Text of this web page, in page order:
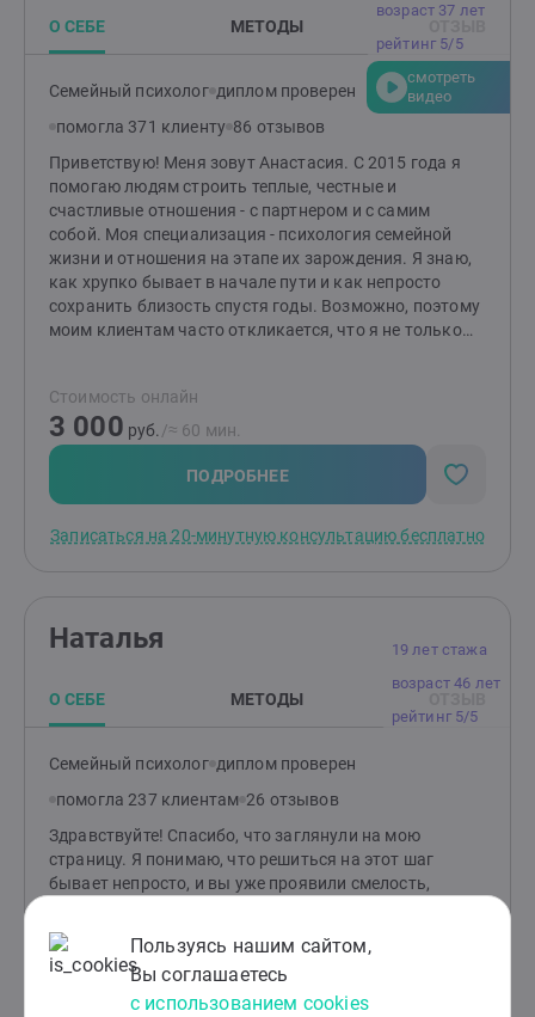
Пользуясь нашим сайтом,
Вы соглашаетесь
с использованием cookies
возраст 37 лет
рейтинг 5/5
смотреть
видео
О СЕБЕ МЕТОДЫ
Семейный психолог диплом проверен
помогла 371 клиенту 86 отзывов
Приветствую! Меня зовут Анастасия. С 2015 года я
помогаю людям строить теплые, честные и
счастливые отношения - с партнером и с самим
собой. Моя специализация - психология семейной
жизни и отношения на этапе их зарождения. Я знаю,
как хрупко бывает в начале пути и как непросто
сохранить близость спустя годы. Возможно, поэтому
моим клиентам часто откликается, что я не только
прочитаешь в учебниках. В своей работе опираюсь на
бережный подход, практические инструменты и
глубокое уважение к уникальному пути каждого. Моя
задача помочь вам услышать себя, договориться с
партнёром и вернуть радость от общения, даже если
пространство, где вы сможете: · Услышать себя и
самостоятельно. Я работаю онлайн с парами и теми,
уже существующих отношениях. Если чувствуете, что
пришло время перемен, - буду рада знакомству
Стоимость онлайн
3 000 руб. /≈ 60 мин.
ПОДРОБНЕЕ
Записаться на 20-минутную консультацию бесплатно
19 лет стажа
возраст 46 лет
рейтинг 5/5
Наталья
О СЕБЕ МЕТОДЫ
Семейный психолог диплом проверен
помогла 237 клиентам 26 отзывов
Здравствуйте! Спасибо, что заглянули на мою
страницу. Я понимаю, что решиться на этот шаг
бывает непросто, и вы уже проявили смелость,
моменты, когда привычные ориентиры теряются, а
внутри появляется ощущение, что вы заблудились в
лабиринте собственных мыслей и чувств. Иногда
кажется, что вы один на один с этим клубком, и